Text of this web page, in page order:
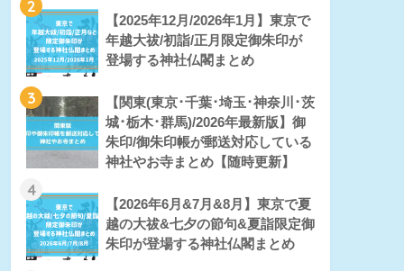
2
【2025年12月/2026年1月】東京で
年越大祓/初詣/正月限定御朱印が
登場する神社仏閣まとめ
3
【関東(東京･千葉･埼玉･神奈川･茨
城･栃木･群馬)/2026年最新版】御
朱印/御朱印帳が郵送対応している
神社やお寺まとめ【随時更新】
4
【2026年6月&7月&8月】東京で夏
越の大祓&七夕の節句&夏詣限定御
朱印が登場する神社仏閣まとめ